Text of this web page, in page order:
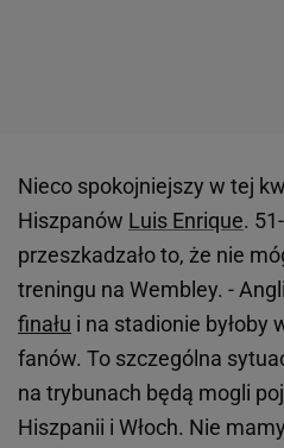
Nieco spokojniejszy w tej
Hiszpanów Luis Enrique.
przeszkadzało to, że nie
treningu na Wembley. -
finału i na stadionie byłoby
fanów. To szczególna
na trybunach będą mogli
Hiszpanii i Włoch. Nie